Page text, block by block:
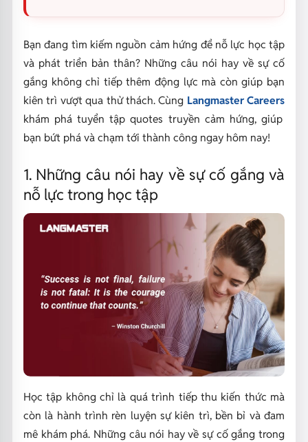
Bạn đang tìm kiếm nguồn cảm hứng để nỗ lực học tập
và phát triển bản thân? Những câu nói hay về sự cố
gắng không chỉ tiếp thêm động lực mà còn giúp bạn
kiên trì vượt qua thử thách. Cùng Langmaster Careers
khám phá tuyển tập quotes truyền cảm hứng, giúp
bạn bứt phá và chạm tới thành công ngay hôm nay!
1. Những câu nói hay về sự cố gắng và
nỗ lực trong học tập
Học tập không chỉ là quá trình tiếp thu kiến thức mà
còn là hành trình rèn luyện sự kiên trì, bền bỉ và đam
mê khám phá. Những câu nói hay về sự cố gắng trong